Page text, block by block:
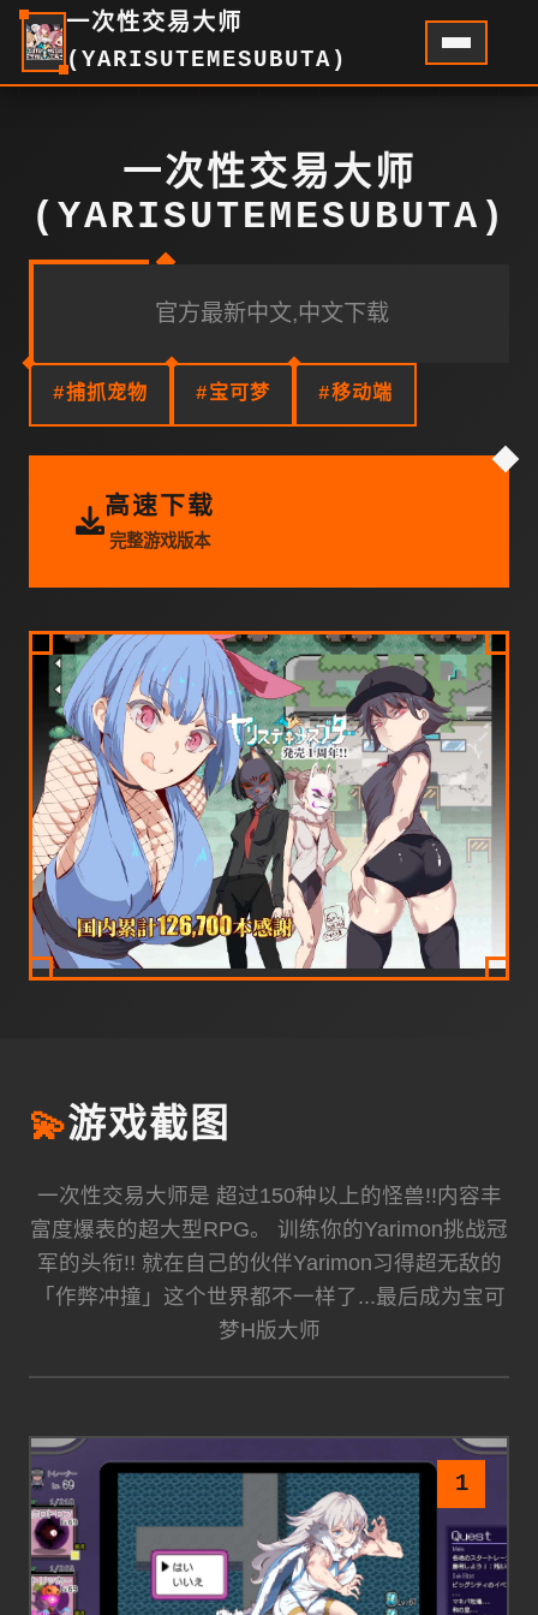
一次性交易大师
(YARISUTEMESUBUTA)
一次性交易大师
(YARISUTEMESUBUTA)
官方最新中文,中文下载
#捕抓宠物 #宝可梦 #移动端
高速下载
完整游戏版本
💫游戏截图
一次性交易大师是 超过150种以上的怪兽!!内容丰
富度爆表的超大型RPG。 训练你的Yarimon挑战冠
军的头衔!! 就在自己的伙伴Yarimon习得超无敌的
「作弊冲撞」这个世界都不一样了...最后成为宝可
梦H版大师
1